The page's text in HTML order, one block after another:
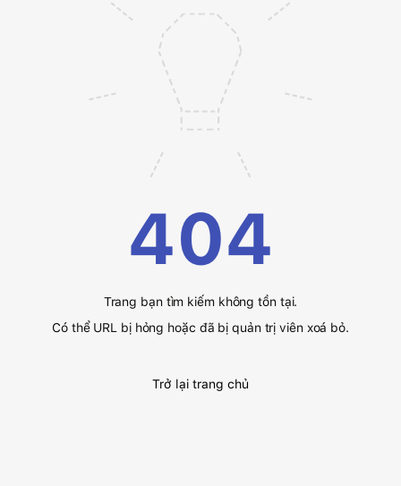
404
Trang bạn tìm kiếm không tồn tại.
Có thể URL bị hỏng hoặc đã bị quản trị viên xoá bỏ.
Trở lại trang chủ